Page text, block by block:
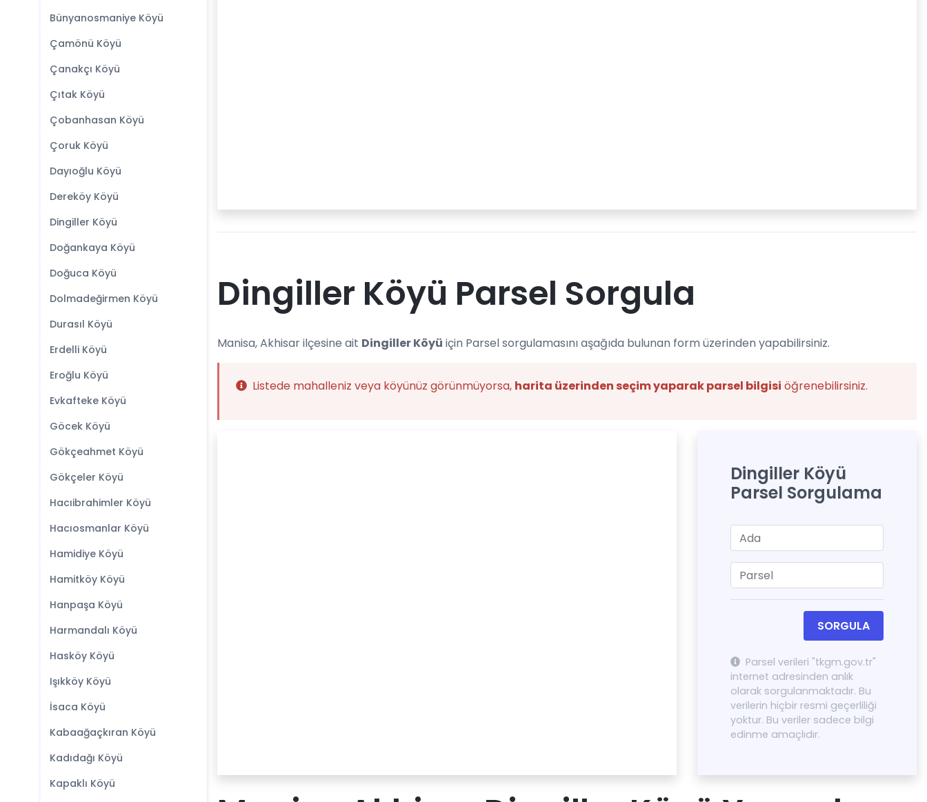
Bünyanosmaniye Köyü
Çamönü Köyü
Çanakçı Köyü
Çıtak Köyü
Çobanhasan Köyü
Çoruk Köyü
Dayıoğlu Köyü
Dereköy Köyü
Dingiller Köyü
Doğankaya Köyü
Doğuca Köyü
Dolmadeğirmen Köyü
Durasıl Köyü
Erdelli Köyü
Eroğlu Köyü
Evkafteke Köyü
Göcek Köyü
Gökçeahmet Köyü
Gökçeler Köyü
Hacıibrahimler Köyü
Hacıosmanlar Köyü
Hamidiye Köyü
Hamitköy Köyü
Hanpaşa Köyü
Harmandalı Köyü
Hasköy Köyü
Işıkköy Köyü
İsaca Köyü
Kabaağaçkıran Köyü
Kadıdağı Köyü
Kapaklı Köyü
Dingiller Köyü Parsel Sorgula
Manisa, Akhisar ilçesine ait Dingiller Köyü için Parsel sorgulamasını aşağıda bulunan form üzerinden yapabilirsiniz.
Listede mahalleniz veya köyünüz görünmüyorsa, harita üzerinden seçim yaparak parsel bilgisi öğrenebilirsiniz.
Dingiller Köyü
Parsel Sorgulama
SORGULA
Parsel verileri "tkgm.gov.tr"
internet adresinden anlık
olarak sorgulanmaktadır. Bu
verilerin hiçbir resmi geçerliliği
yoktur. Bu veriler sadece bilgi
edinme amaçlıdır.